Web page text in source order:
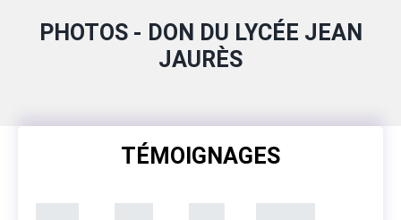
PHOTOS - DON DU LYCÉE JEAN
JAURÈS
TÉMOIGNAGES